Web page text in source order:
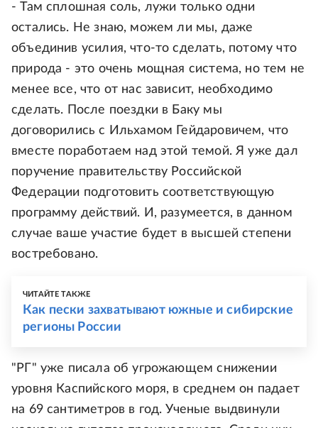
- Там сплошная соль, лужи только одни
остались. Не знаю, можем ли мы, даже
объединив усилия, что-то сделать, потому что
природа - это очень мощная система, но тем не
менее все, что от нас зависит, необходимо
сделать. После поездки в Баку мы
договорились с Ильхамом Гейдаровичем, что
вместе поработаем над этой темой. Я уже дал
поручение правительству Российской
Федерации подготовить соответствующую
программу действий. И, разумеется, в данном
случае ваше участие будет в высшей степени
востребовано.
ЧИТАЙТЕ ТАКЖЕ
Как пески захватывают южные и сибирские
регионы России
"РГ" уже писала об угрожающем снижении
уровня Каспийского моря, в среднем он падает
на 69 сантиметров в год. Ученые выдвинули